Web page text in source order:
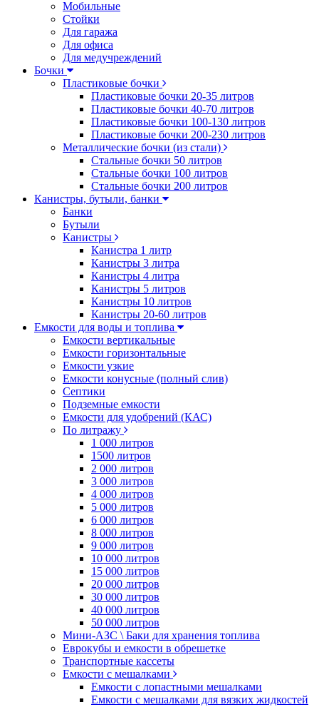
Мобильные
Стойки
Для гаража
Для офиса
Для медучреждений
Бочки
Пластиковые бочки
Пластиковые бочки 20-35 литров
Пластиковые бочки 40-70 литров
Пластиковые бочки 100-130 литров
Пластиковые бочки 200-230 литров
Металлические бочки (из стали)
Стальные бочки 50 литров
Стальные бочки 100 литров
Стальные бочки 200 литров
Канистры, бутыли, банки
Банки
Бутыли
Канистры
Канистра 1 литр
Канистры 3 литра
Канистры 4 литра
Канистры 5 литров
Канистры 10 литров
Канистры 20-60 литров
Емкости для воды и топлива
Емкости вертикальные
Емкости горизонтальные
Емкости узкие
Емкости конусные (полный слив)
Септики
Подземные емкости
Емкости для удобрений (КАС)
По литражу
1 000 литров
1500 литров
2 000 литров
3 000 литров
4 000 литров
5 000 литров
6 000 литров
8 000 литров
9 000 литров
10 000 литров
15 000 литров
20 000 литров
30 000 литров
40 000 литров
50 000 литров
Мини-АЗС \ Баки для хранения топлива
Еврокубы и емкости в обрешетке
Транспортные кассеты
Емкости с мешалками
Емкости с лопастными мешалками
Емкости с мешалками для вязких жидкостей